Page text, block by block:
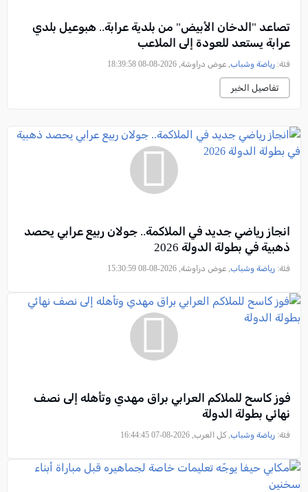
تصاعد "الدخان الأبيض" من بلدية عرابة.. هبوعيل بلدي
عرابة يستعد للعودة إلى الملاعب
فئة: رياضة وشباب, عوض دراوشة, 2026-08-08 18:39:58
تفاصيل الخبر
انجاز رياضي جديد في الملاكمة.. جولان ربيع عرابي يحصد
ذهبية في بطولة الدولة 2026
فئة: رياضة وشباب, عوض دراوشة, 2026-08-08 15:30:59
فوز كاسح للملاكم العرابي براق مهدي وتأهله إلى نصف
نهائي بطولة الدولة
فئة: رياضة وشباب, كل العرب, 2026-08-07 16:44:45